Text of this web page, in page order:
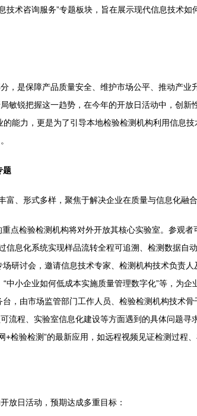
技术咨询服务”专题板块，旨在展示现代信息技术
，是保障产品质量安全、维护市场公平、推动产
敏锐把握这一趋势，在今年的开放日活动中，创
能力，更是为了引导本地检验检测机构利用信息
题
富、形式多样，聚焦于解决企业在质量与信息化融
点检验检测机构将对外开放其核心实验室。参观
信息化系统实现样品流转全程可追溯、检测数据自
研讨会，邀请信息技术专家、检测机构技术负责
中小企业如何低成本实施质量管理数字化”等，为企
，由市场监管部门工作人员、检验检测机构技术
流程、实验室信息化建设等方面遇到的具体问题寻
+检验检测”的最新应用，如远程视频见证检测过
放日活动，预期达成多重目标：